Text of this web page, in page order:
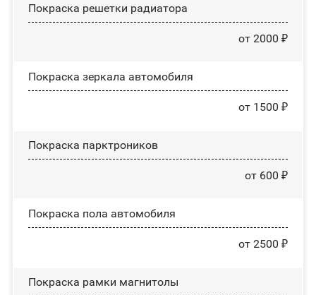
Покраска решетки радиатора
от 2000 ₽
Покраска зеркала автомобиля
от 1500 ₽
Покраска парктроников
от 600 ₽
Покраска пола автомобиля
от 2500 ₽
Покраска рамки магнитолы